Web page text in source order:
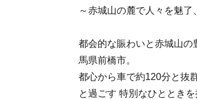
～赤城山の麓で人々を魅
都会的な賑わいと赤城山
馬県前橋市。
都心から車で約120分と抜
と過ごす 特別なひととき